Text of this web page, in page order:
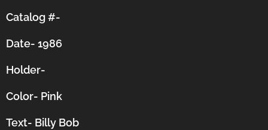
Catalog #-
Date- 1986
Holder-
Color- Pink
Text- Billy Bob